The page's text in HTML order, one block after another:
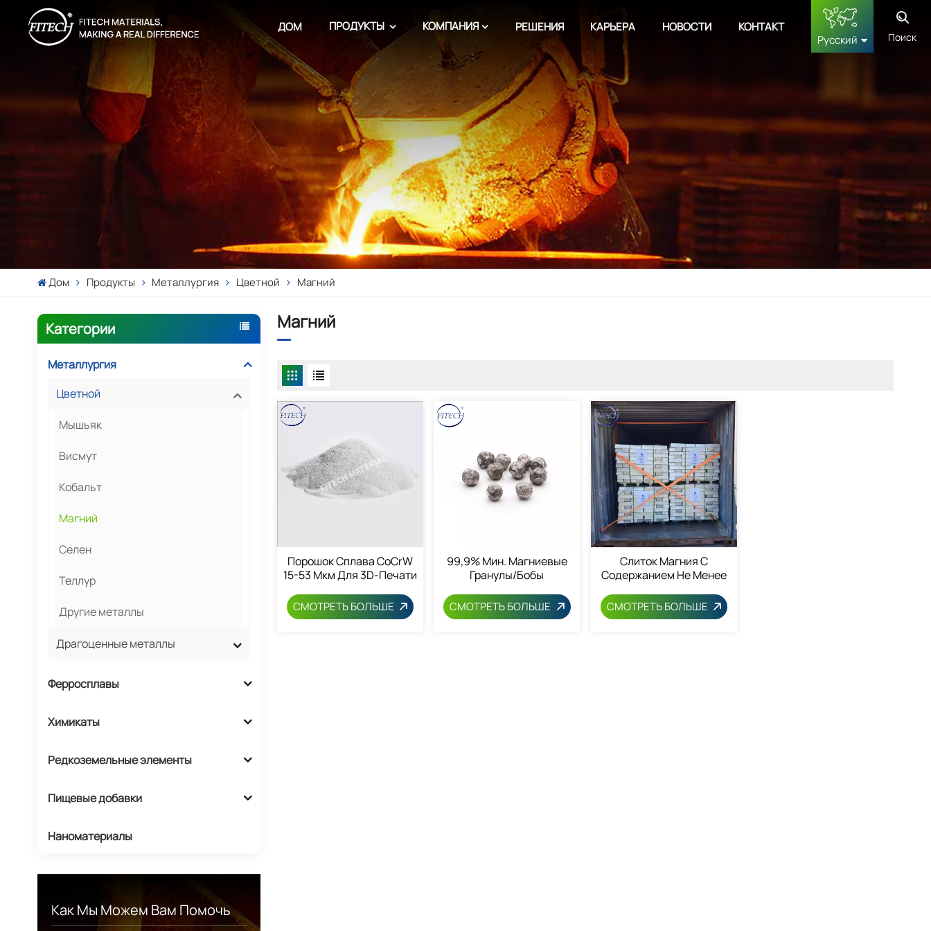
ДОМ ПРОДУКТЫ КОМПАНИЯ РЕШЕНИЯ КАРЬЕРА НОВОСТИ
КОНТАКТ
Русский
français
Deutsch
русский
Поиск
Дом Продукты Металлургия Цветной Магний
Категории
Металлургия
Цветной
Мышьяк
Висмут
Кобальт
Магний
Селен
Теллур
Другие металлы
Драгоценные металлы
Ферросплавы
Химикаты
Редкоземельные элементы
Пищевые добавки
Наноматериалы
Как Мы Можем Вам Помочь
Магний
Порошок Сплава CoCrW
15-53 Мкм Для 3D-Печати
СМОТРЕТЬ БОЛЬШЕ
99,9% Мин. Магниевые
Гранулы/бобы
СМОТРЕТЬ БОЛЬШЕ
Слиток Магния С
Содержанием Не Менее
По Стандарту REACH
СМОТРЕТЬ БОЛЬШЕ